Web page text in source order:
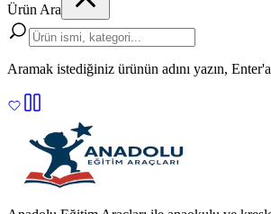
Ürün Ara
Aramak istediğiniz ürünün adını yazın,